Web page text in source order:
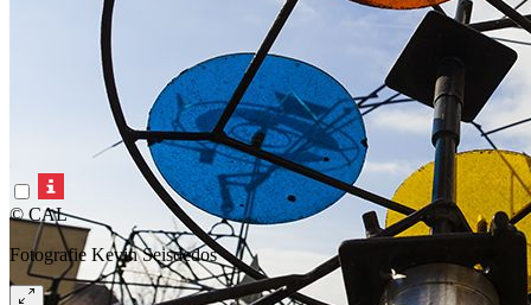
© CAL
Fotografie Kevin Seisdedos